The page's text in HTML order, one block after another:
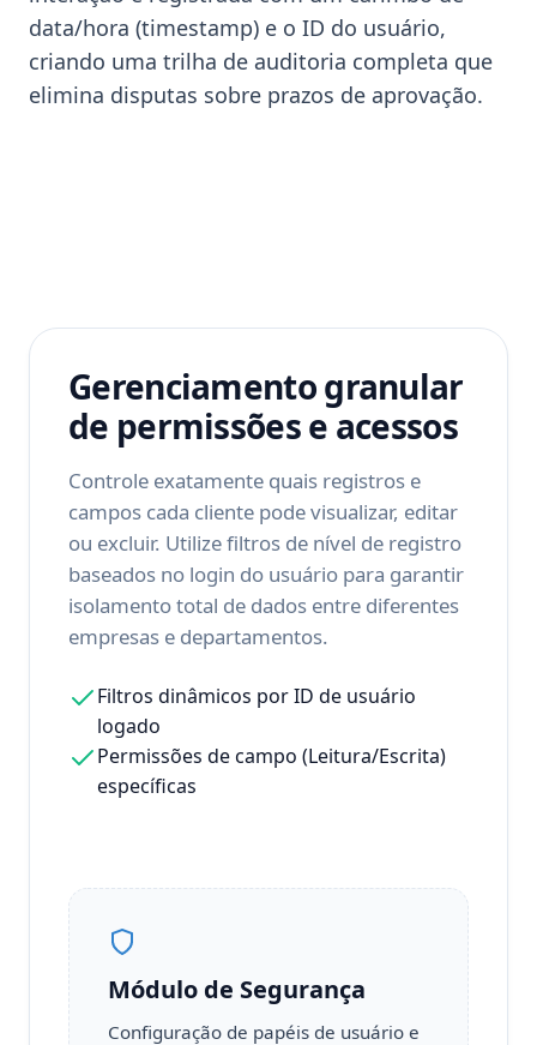
data/hora (timestamp) e o ID do usuário,
criando uma trilha de auditoria completa que
elimina disputas sobre prazos de aprovação.
Gerenciamento granular
de permissões e acessos
Controle exatamente quais registros e
campos cada cliente pode visualizar, editar
ou excluir. Utilize filtros de nível de registro
baseados no login do usuário para garantir
isolamento total de dados entre diferentes
empresas e departamentos.
Filtros dinâmicos por ID de usuário
logado
Permissões de campo (Leitura/Escrita)
específicas
Módulo de Segurança
Configuração de papéis de usuário e